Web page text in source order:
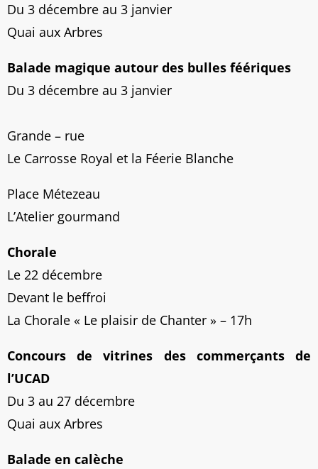
Du 3 décembre au 3 janvier
Quai aux Arbres
Balade magique autour des bulles féériques
Du 3 décembre au 3 janvier
Grande – rue
Le Carrosse Royal et la Féerie Blanche
Place Métezeau
L’Atelier gourmand
Chorale
Le 22 décembre
Devant le beffroi
La Chorale « Le plaisir de Chanter » – 17h
Concours de vitrines des commerçants de
l’UCAD
Du 3 au 27 décembre
Quai aux Arbres
Balade en calèche